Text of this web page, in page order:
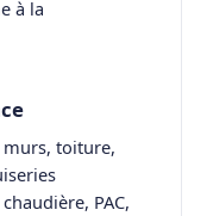
à la
toiture,
chaudière, PAC,